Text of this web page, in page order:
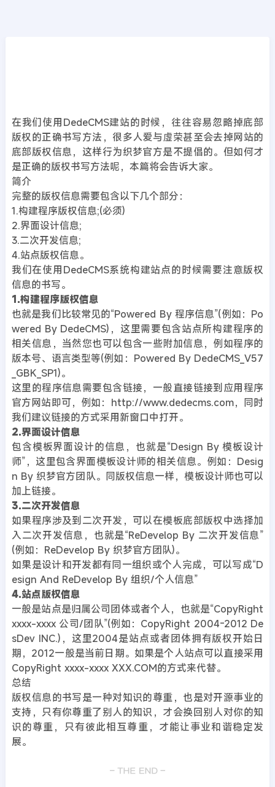
在我们使用DedeCMS建站的时候，往往容易忽略掉底部
版权的正确书写方法，很多人爱与虚荣甚至会去掉网站的
底部版权信息，这样行为织梦官方是不提倡的。但如何才
是正确的版权书写方法呢，本篇将会告诉大家。
简介
完整的版权信息需要包含以下几个部分：
1.构建程序版权信息;(必须)
2.界面设计信息;
3.二次开发信息;
4.站点版权信息。
我们在使用DedeCMS系统构建站点的时候需要注意版权
信息的书写。
1.构建程序版权信息
也就是我们比较常见的“Powered By 程序信息”(例如：Po
wered By DedeCMS)，这里需要包含站点所构建程序的
相关信息，当然您也可以包含一些附加信息，例如程序的
版本号、语言类型等(例如：Powered By DedeCMS_V57
_GBK_SP1)。
这里的程序信息需要包含链接，一般直接链接到应用程序
官方网站即可，例如：http://www.dedecms.com，同时
我们建议链接的方式采用新窗口中打开。
2.界面设计信息
包含模板界面设计的信息，也就是“Design By 模板设计
师”，这里包含界面模板设计师的相关信息。例如：Desig
n By 织梦官方团队。同版权信息一样，模板设计师也可以
加上链接。
3.二次开发信息
如果程序涉及到二次开发，可以在模板底部版权中选择加
入二次开发信息，也就是“ReDevelop By 二次开发信息”
(例如：ReDevelop By 织梦官方团队)。
如果是设计和开发都有同一组织或个人完成，可以写成“D
esign And ReDevelop By 组织/个人信息”
4.站点版权信息
一般是站点是归属公司团体或者个人，也就是“CopyRight
xxxx-xxxx 公司/团队”(例如：CopyRight 2004-2012 De
sDev INC.)，这里2004是站点或者团体拥有版权开始日
期，2012一般是当前日期。如果是个人站点可以直接采用
CopyRight xxxx-xxxx XXX.COM的方式来代替。
总结
版权信息的书写是一种对知识的尊重，也是对开源事业的
支持，只有你尊重了别人的知识，才会换回别人对你的知
识的尊重，只有彼此相互尊重，才能让事业和谐稳定发
展。